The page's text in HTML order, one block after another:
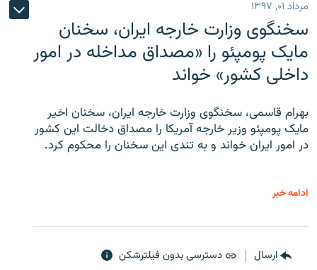
مرداد ۰۱, ۱۳۹۷
سخنگوی وزارت خارجه ایران، سخنان
مایک پومپئو را «مصداق مداخله در امور
داخلی کشور» خواند
بهرام قاسمی، سخنگوی وزارت خارجه ایران، سخنان اخیر
مایک پومپئو وزیر خارجه آمریکا را مصداق دخالت این کشور
در امور ایران خواند و به تندی این سخنان را محکوم کرد.
ادامه خبر
ارسال دسترسی بدون فیلترشکن